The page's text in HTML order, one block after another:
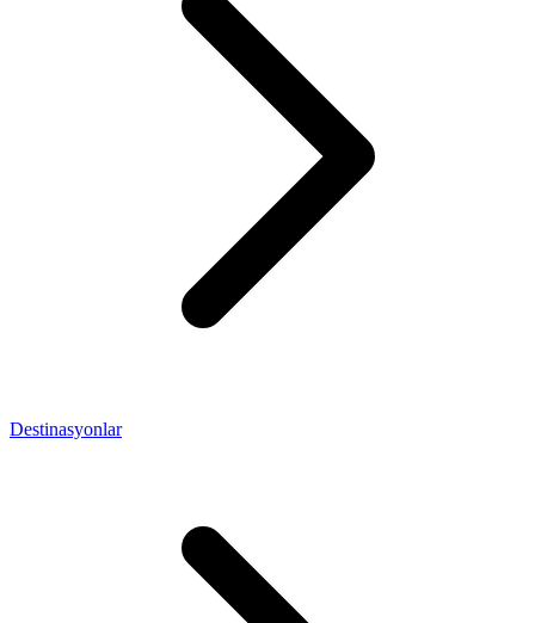
Destinasyonlar